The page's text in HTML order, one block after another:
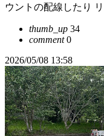
ウントの配線したり
thumb_up 34
comment0
2026/05/08 13:58